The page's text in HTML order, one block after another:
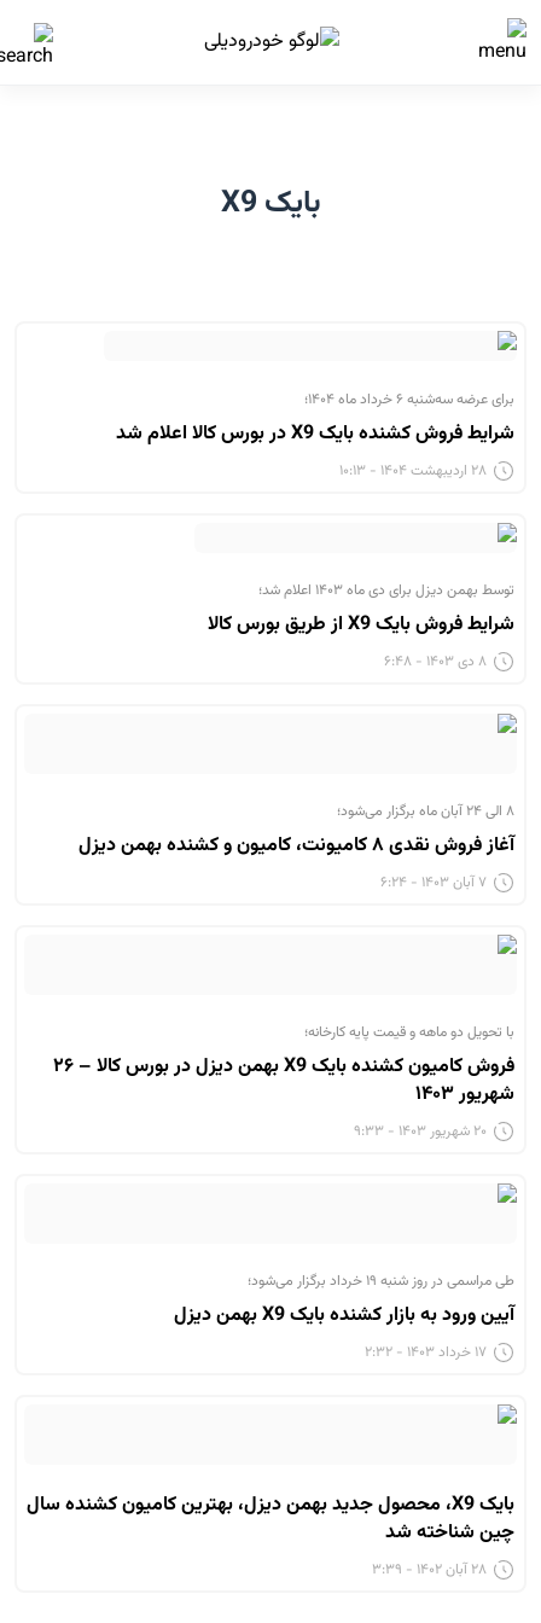
بایک X9
برای عرضه سه‌شنبه ۶ خرداد ماه ۱۴۰۴؛
شرایط فروش کشنده بایک X9 در بورس کالا اعلام شد
۲۸ اردیبهشت ۱۴۰۴ - ۱۰:۱۳
توسط بهمن دیزل برای دی ماه ۱۴۰۳ اعلام شد؛
شرایط فروش بایک X9 از طریق بورس کالا
۸ دی ۱۴۰۳ - ۶:۴۸
۸ الی ۲۴ آبان ماه برگزار می‌شود؛
آغاز فروش نقدی ۸ کامیونت، کامیون و کشنده بهمن دیزل
۷ آبان ۱۴۰۳ - ۶:۲۴
با تحویل دو ماهه و قیمت پایه کارخانه؛
فروش کامیون کشنده بایک X9 بهمن دیزل در بورس کالا – ۲۶
شهریور ۱۴۰۳
۲۰ شهریور ۱۴۰۳ - ۹:۳۳
طی مراسمی در روز شنبه ۱۹ خرداد برگزار می‌شود؛
آیین ورود به بازار کشنده بایک X9 بهمن دیزل
۱۷ خرداد ۱۴۰۳ - ۲:۳۲
بایک X9، محصول جدید بهمن دیزل، بهترین کامیون کشنده سال
چین شناخته شد
۲۸ آبان ۱۴۰۲ - ۳:۳۹